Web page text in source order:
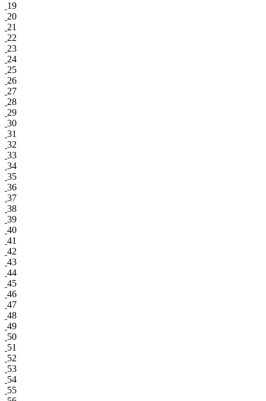
19
20
21
22
23
24
25
26
27
28
29
30
31
32
33
34
35
36
37
38
39
40
41
42
43
44
45
46
47
48
49
50
51
52
53
54
55